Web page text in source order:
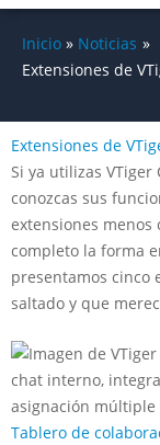
Inicio
Noticias
Extensiones de
Extensiones de
Si ya utilizas
conozcas sus
extensiones
completo la forma
presentamos cinco
saltado y que
Tablero de